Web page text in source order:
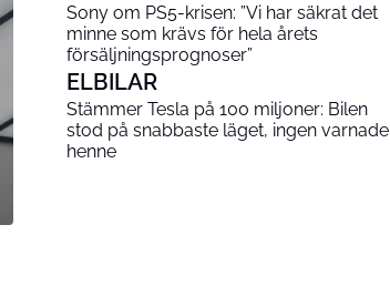
Sony om PS5-krisen: ”Vi har säkrat det
minne som krävs för hela årets
försäljningsprognoser”
ELBILAR
Stämmer Tesla på 100 miljoner: Bilen
stod på snabbaste läget, ingen varnade
henne